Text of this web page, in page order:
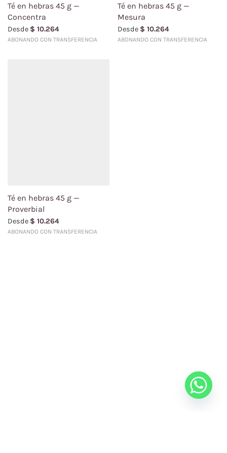
Té en hebras 45 g —
Concentra
Desde $ 10.264
ABONANDO CON TRANSFERENCIA
Té en hebras 45 g —
Mesura
Desde $ 10.264
ABONANDO CON TRANSFERENCIA
Té en hebras 45 g —
Proverbial
Desde $ 10.264
ABONANDO CON TRANSFERENCIA